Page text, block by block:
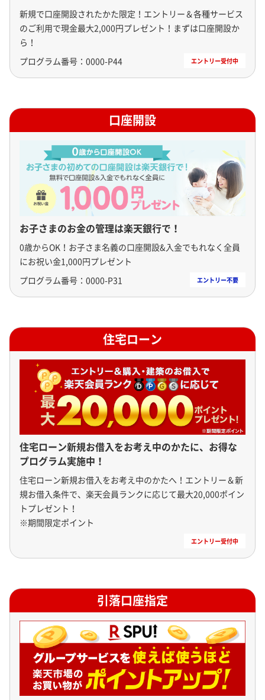
新規で口座開設されたかた限定！エントリー＆各種サービス
のご利用で現金最大2,000円プレゼント！まずは口座開設か
ら！
プログラム番号： 0000-P44
口座開設
お子さまのお金の管理は楽天銀行で！
0歳からOK！お子さま名義の口座開設&入金でもれなく全員
にお祝い金1,000円プレゼント
プログラム番号： 0000-P31
住宅ローン
住宅ローン新規お借入をお考え中のかたに、お得な
プログラム実施中！
住宅ローン新規お借入をお考え中のかたへ！エントリー＆新
規お借入条件で、楽天会員ランクに応じて最大20,000ポイン
トプレゼント！
※期間限定ポイント
引落口座指定